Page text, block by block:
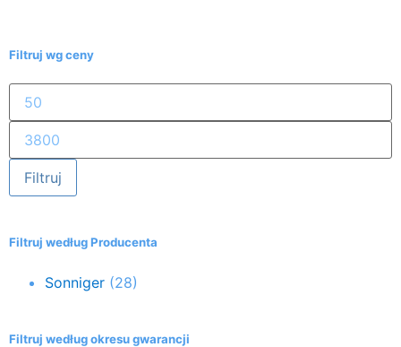
Filtruj wg ceny
Filtruj
Filtruj według Producenta
Sonniger (28)
Filtruj według okresu gwarancji